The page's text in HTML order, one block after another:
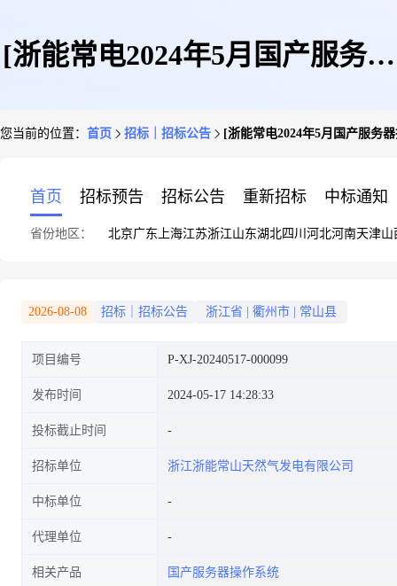
[浙能常电2024年5月国产服务器
您当前的位置： 首页 招标｜招标公告 [浙能常电2024年5月国产服务
首页 招标预告 招标公告 重新招标 中标通知
省份地区： 北京广东 上海江苏浙江山东湖北四川 河北河南天津山
2026-08-08 招标｜招标公告 浙江省 衢州市 常山县
项目编号 P-XJ-20240517-000099
发布时间 2024-05-17 14:28:33
投标截止时间
招标单位 浙江浙能常山天然气发电有限公司
中标单位
代理单位
相关产品 国产服务器操作系统